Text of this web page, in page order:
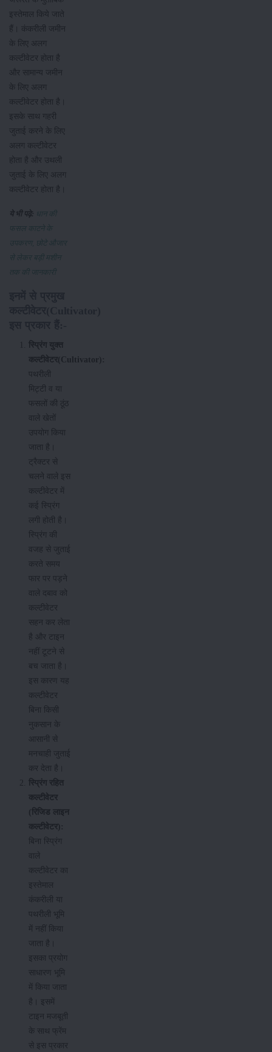
इस्तेमाल किये जाते
हैं। कंकरीली जमीन
के लिए अलग
कल्टीवेटर होता है
और सामान्य जमीन
के लिए अलग
कल्टीवेटर होता है।
इसके साथ गहरी
जुताई करने के लिए
अलग कल्टीवेटर
होता है और उथली
जुताई के लिए अलग
कल्टीवेटर होता है।
ये भी पढ़े:
धान की
फसल काटने के
उपकरण, छोटे औजार
से लेकर बड़ी मशीन
तक की जानकारी
स्प्रिंग युक्त
कल्टीवेटर(Cultivator):
पथरीली
मिट्टी व या
फसलों की ठूंठ
वाले खेतों
उपयोग किया
जाता है।
ट्रैक्टर से
चलने वाले इस
कल्टीवेटर में
कई स्प्रिंग
लगी होती है।
स्प्रिंग की
वजह से जुताई
करते समय
फार पर पड़ने
वाले दबाव को
कल्टीवेटर
सहन कर लेता
है और टाइन
नहीं टूटने से
बच जाता है।
इस कारण यह
कल्टीवेटर
बिना किसी
नुकसान के
आसानी से
मनचाही जुताई
कर देता है।
स्प्रिंग रहित
कल्टीवेटर
(रिजिड लाइन
कल्टीवेटर):
बिना स्प्रिंग
वाले
कल्टीवेटर का
इस्तेमाल
कंकरीली या
पथरीली भूमि
में नहीं किया
जाता है।
इसका प्रयोग
साधारण भूमि
में किया जाता
है। इसमें
टाइन मजबूती
के साथ फ्रेंम
से इस प्रकार